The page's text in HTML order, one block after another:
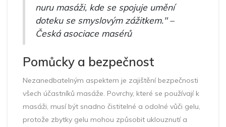
nuru masáži, kde se spojuje umění
doteku se smyslovým zážitkem." –
Česká asociace masérů
Pomůcky a bezpečnost
Nezanedbatelným aspektem je zajištění bezpečnosti
všech účastníků masáže. Povrchy, které se používají k
masáži, musí být snadno čistitelné a odolné vůči gelu,
protože zbytky gelu mohou způsobit uklouznutí a